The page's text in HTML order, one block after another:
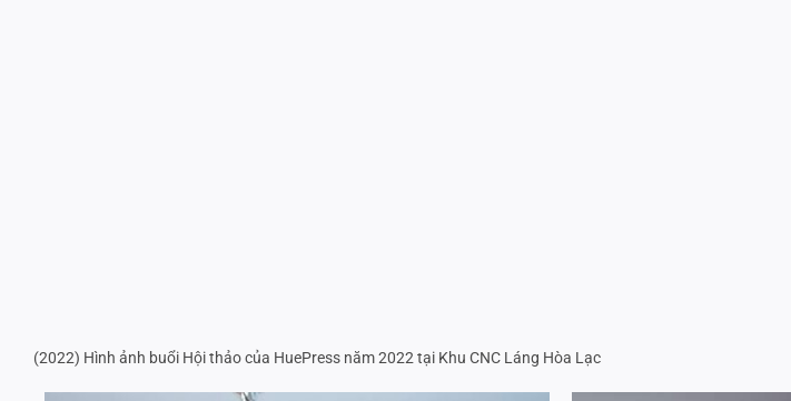
(2022) Hình ảnh buổi Hội thảo của HuePress năm 2022 tại Khu CNC Láng Hòa Lạc